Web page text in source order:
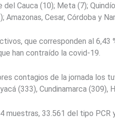
Cauca (10); Meta (7);
Amazonas, Cesar, Córdoba y
que corresponden al
han contraído la covid-19.
contagios de la jornada los
(333), Cundinamarca
muestras, 33.561 del tipo